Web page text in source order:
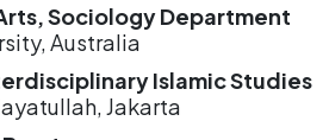
Sociology Department
Australia
Islamic Studies
Jakarta